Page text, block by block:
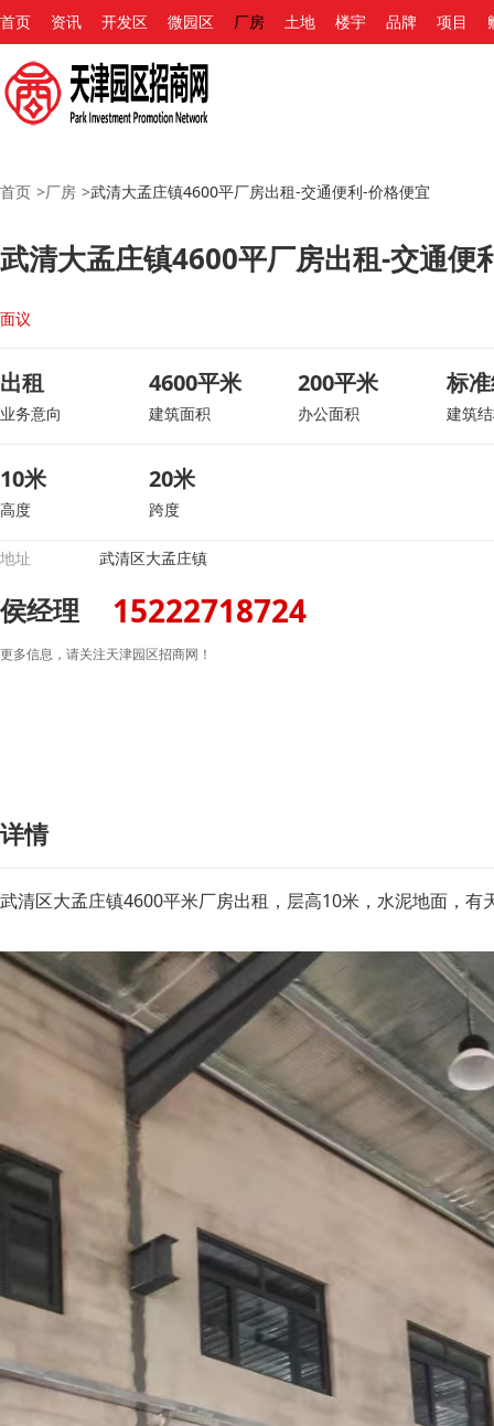
首页 资讯 开发区 微园区 厂房 土地 楼宇 品牌 项目
首页 >厂房 >武清大孟庄镇4600平厂房出租-交通便利-价格便宜
武清大孟庄镇4600平厂房出租-交通便
面议
出租
业务意向
4600平米
建筑面积
200平米
办公面积
标
建筑
10米
高度
20米
跨度
地址 武清区大孟庄镇
侯经理 15222718724
更多信息，请关注天津园区招商网！
详情
武清区大孟庄镇4600平米厂房出租，层高10米，水泥地面，